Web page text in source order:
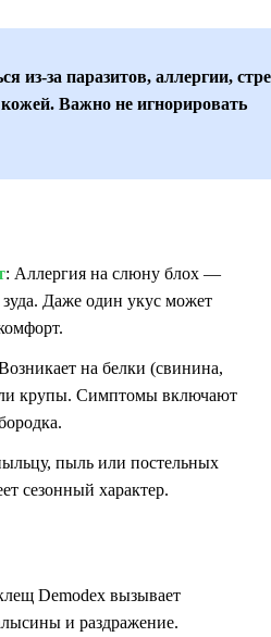
из-за паразитов, аллергии,
Важно не игнорировать
: Аллергия на слюну блох —
зуда. Даже один укус может
на белки (свинина,
крупы. Симптомы включают
пыль или постельных
сезонный характер.
Demodex вызывает
и раздражение.